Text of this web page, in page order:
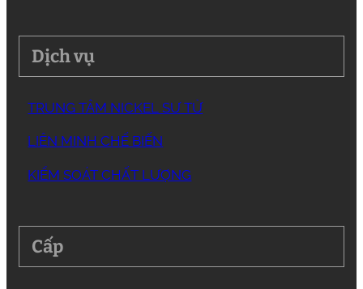
Dịch vụ
TRUNG TÂM NICKEL SƯ TỬ
LIÊN MINH CHẾ BIẾN
KIỂM SOÁT CHẤT LƯỢNG
Cấp